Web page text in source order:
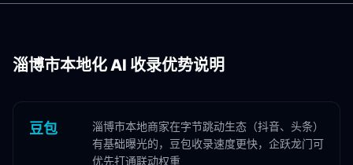
淄博市本地化 AI 收录优势说明
豆包
淄博市本地商家在字节跳动生态（抖音、头条）
有基础曝光的，豆包收录速度更快，企跃龙门可
优先打通联动权重